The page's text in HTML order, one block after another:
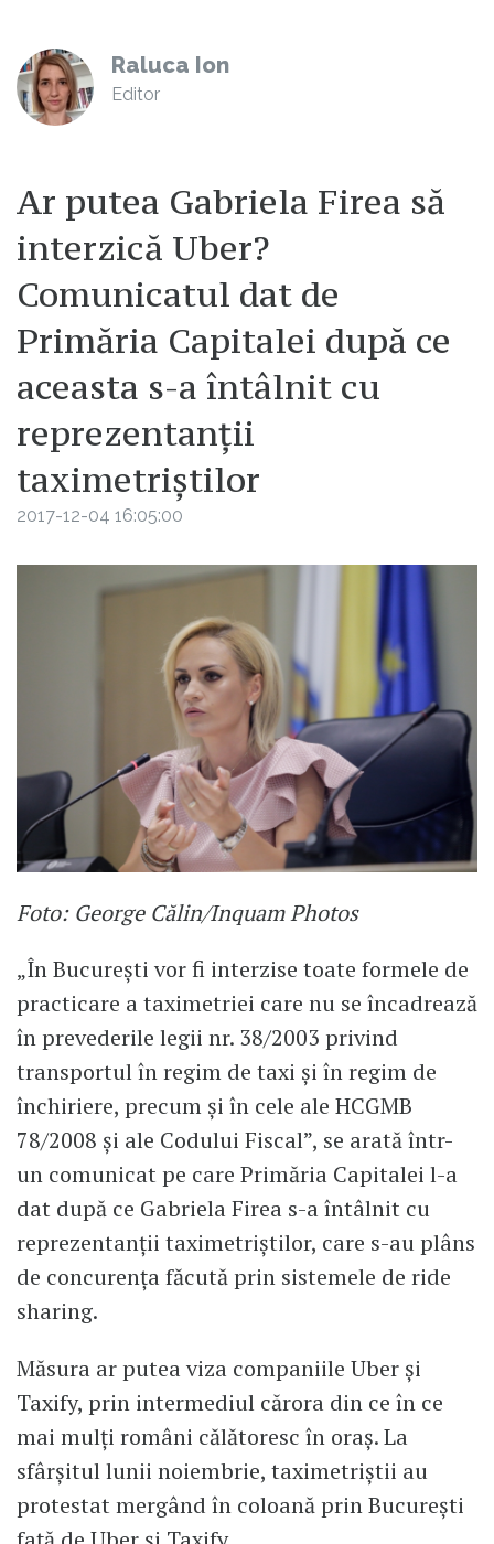
Raluca Ion
Editor
Ar putea Gabriela Firea să
interzică Uber?
Comunicatul dat de
Primăria Capitalei după ce
aceasta s-a întâlnit cu
reprezentanții
taximetriștilor
2017-12-04 16:05:00
Foto: George Călin/Inquam Photos
„În București vor fi interzise toate formele de
practicare a taximetriei care nu se încadrează
în prevederile legii nr. 38/2003 privind
transportul în regim de taxi și în regim de
închiriere, precum și în cele ale HCGMB
78/2008 și ale Codului Fiscal”, se arată într-
un comunicat pe care Primăria Capitalei l-a
dat după ce Gabriela Firea s-a întâlnit cu
reprezentanții taximetriștilor, care s-au plâns
de concurența făcută prin sistemele de ride
sharing.
Măsura ar putea viza companiile Uber și
Taxify, prin intermediul cărora din ce în ce
mai mulți români călătoresc în oraș. La
sfârșitul lunii noiembrie, taximetriștii au
protestat mergând în coloană prin București